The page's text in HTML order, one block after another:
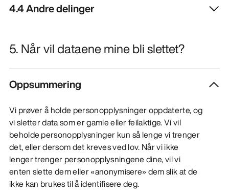
4.4 Andre delinger
5. Når vil dataene mine bli slettet?
Oppsummering
Vi prøver å holde personopplysninger oppdaterte, og
vi sletter data som er gamle eller feilaktige. Vi vil
beholde personopplysninger kun så lenge vi trenger
det, eller dersom det kreves ved lov. Når vi ikke
lenger trenger personopplysningene dine, vil vi
enten slette dem eller «anonymisere» dem slik at de
ikke kan brukes til å identifisere deg.